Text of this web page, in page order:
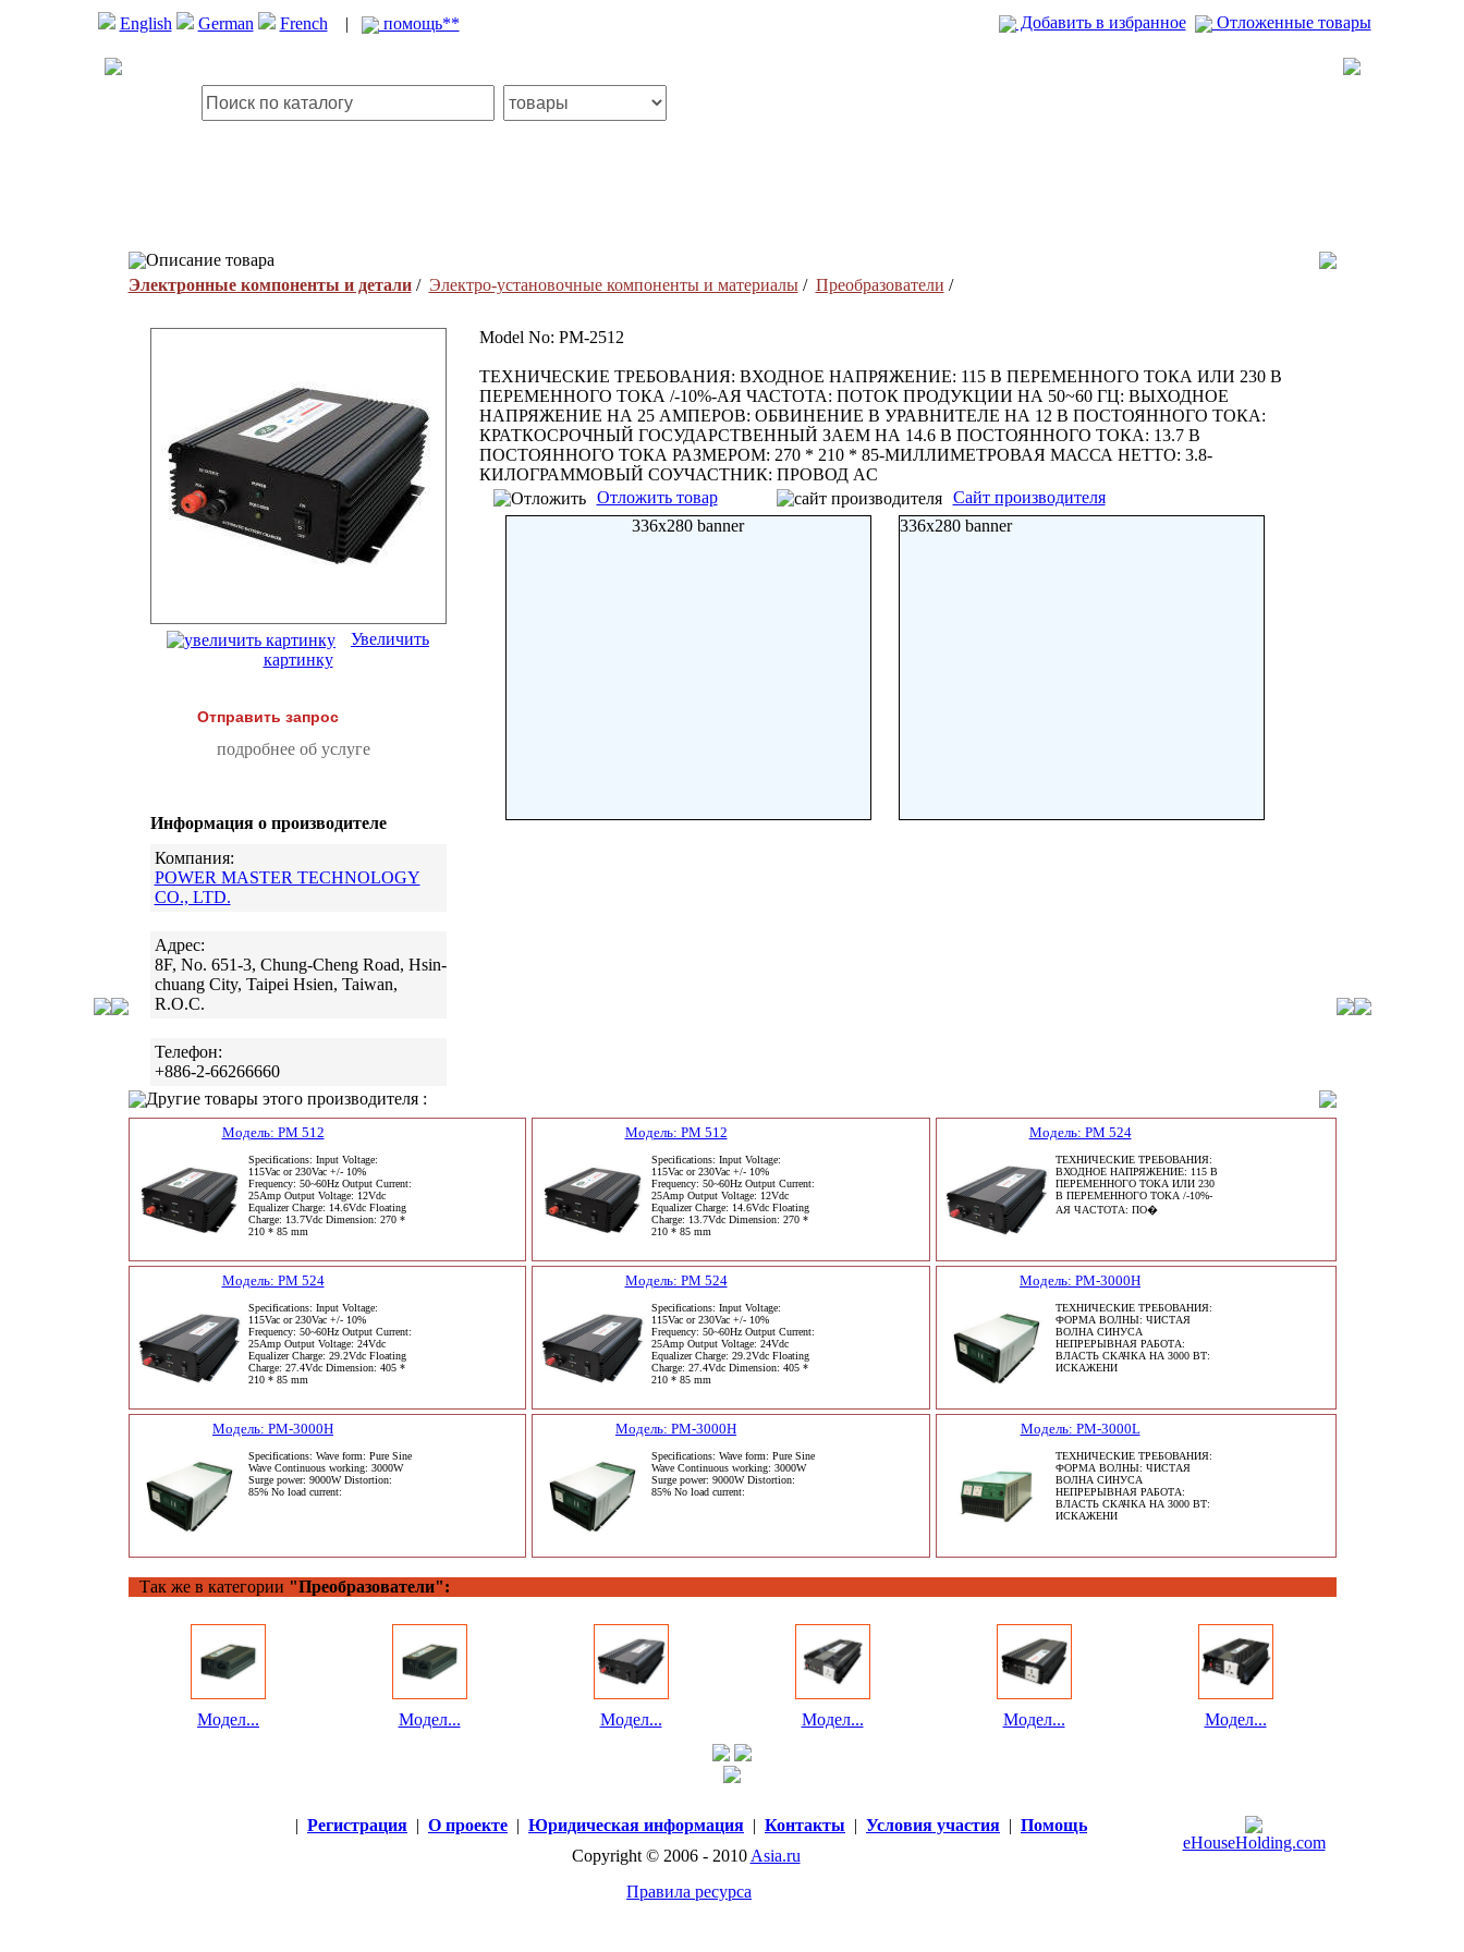
English German French | помощь** Добавить в избранное Отложенные товары
Описание товара
Электронные компоненты и детали/ Электро-установочные компоненты и материалы/ Преобразователи /
Увеличить
картинку
Отправить запрос
подробнее об услуге
Информация о производителе
Компания:
POWER MASTER TECHNOLOGY
CO., LTD.
Адрес:
8F, No. 651-3, Chung-Cheng Road, Hsin-
chuang City, Taipei Hsien, Taiwan,
R.O.C.
Телефон:
+886-2-66266660
Model No: PM-2512
ТЕХНИЧЕСКИЕ ТРЕБОВАНИЯ: ВХОДНОЕ НАПРЯЖЕНИЕ: 115 В ПЕРЕМЕННОГО ТОКА ИЛИ 230 В
ПЕРЕМЕННОГО ТОКА /-10%-АЯ ЧАСТОТА: ПОТОК ПРОДУКЦИИ НА 50~60 ГЦ: ВЫХОДНОЕ
НАПРЯЖЕНИЕ НА 25 АМПЕРОВ: ОБВИНЕНИЕ В УРАВНИТЕЛЕ НА 12 В ПОСТОЯННОГО ТОКА:
КРАТКОСРОЧНЫЙ ГОСУДАРСТВЕННЫЙ ЗАЕМ НА 14.6 В ПОСТОЯННОГО ТОКА: 13.7 В
ПОСТОЯННОГО ТОКА РАЗМЕРОМ: 270 * 210 * 85-МИЛЛИМЕТРОВАЯ МАССА НЕТТО: 3.8-
КИЛОГРАММОВЫЙ СОУЧАСТНИК: ПРОВОД AC
Отложить товар
Сайт производителя
336x280 banner
336x280 banner
Другие товары этого производителя :
Модель: PM 512
Specifications: Input Voltage:
115Vac or 230Vac +/- 10%
Frequency: 50~60Hz Output Current:
25Amp Output Voltage: 12Vdc
Equalizer Charge: 14.6Vdc Floating
Charge: 13.7Vdc Dimension: 270 *
210 * 85 mm
Модель: PM 512
Specifications: Input Voltage:
115Vac or 230Vac +/- 10%
Frequency: 50~60Hz Output Current:
25Amp Output Voltage: 12Vdc
Equalizer Charge: 14.6Vdc Floating
Charge: 13.7Vdc Dimension: 270 *
210 * 85 mm
Модель: PM 524
ТЕХНИЧЕСКИЕ ТРЕБОВАНИЯ:
ВХОДНОЕ НАПРЯЖЕНИЕ: 115 В
ПЕРЕМЕННОГО ТОКА ИЛИ 230
В ПЕРЕМЕННОГО ТОКА /-10%-
АЯ ЧАСТОТА: ПО�
Модель: PM 524
Specifications: Input Voltage:
115Vac or 230Vac +/- 10%
Frequency: 50~60Hz Output Current:
25Amp Output Voltage: 24Vdc
Equalizer Charge: 29.2Vdc Floating
Charge: 27.4Vdc Dimension: 405 *
210 * 85 mm
Модель: PM 524
Specifications: Input Voltage:
115Vac or 230Vac +/- 10%
Frequency: 50~60Hz Output Current:
25Amp Output Voltage: 24Vdc
Equalizer Charge: 29.2Vdc Floating
Charge: 27.4Vdc Dimension: 405 *
210 * 85 mm
Модель: PM-3000H
ТЕХНИЧЕСКИЕ ТРЕБОВАНИЯ:
ФОРМА ВОЛНЫ: ЧИСТАЯ
ВОЛНА СИНУСА
НЕПРЕРЫВНАЯ РАБОТА:
ВЛАСТЬ СКАЧКА НА 3000 ВТ:
ИСКАЖЕНИ
Модель: PM-3000H
Specifications: Wave form: Pure Sine
Wave Continuous working: 3000W
Surge power: 9000W Distortion:
85% No load current:
Модель: PM-3000H
Specifications: Wave form: Pure Sine
Wave Continuous working: 3000W
Surge power: 9000W Distortion:
85% No load current:
Модель: PM-3000L
ТЕХНИЧЕСКИЕ ТРЕБОВАНИЯ:
ФОРМА ВОЛНЫ: ЧИСТАЯ
ВОЛНА СИНУСА
НЕПРЕРЫВНАЯ РАБОТА:
ВЛАСТЬ СКАЧКА НА 3000 ВТ:
ИСКАЖЕНИ
Так же в категории "Преобразователи":
Модел... Модел... Модел... Модел... Модел... Модел...
| Регистрация | О проекте | Юридическая информация | Контакты | Условия участия | Помощь
Copyright © 2006 - 2010 Asia.ru
Правила ресурса
eHouseHolding.com